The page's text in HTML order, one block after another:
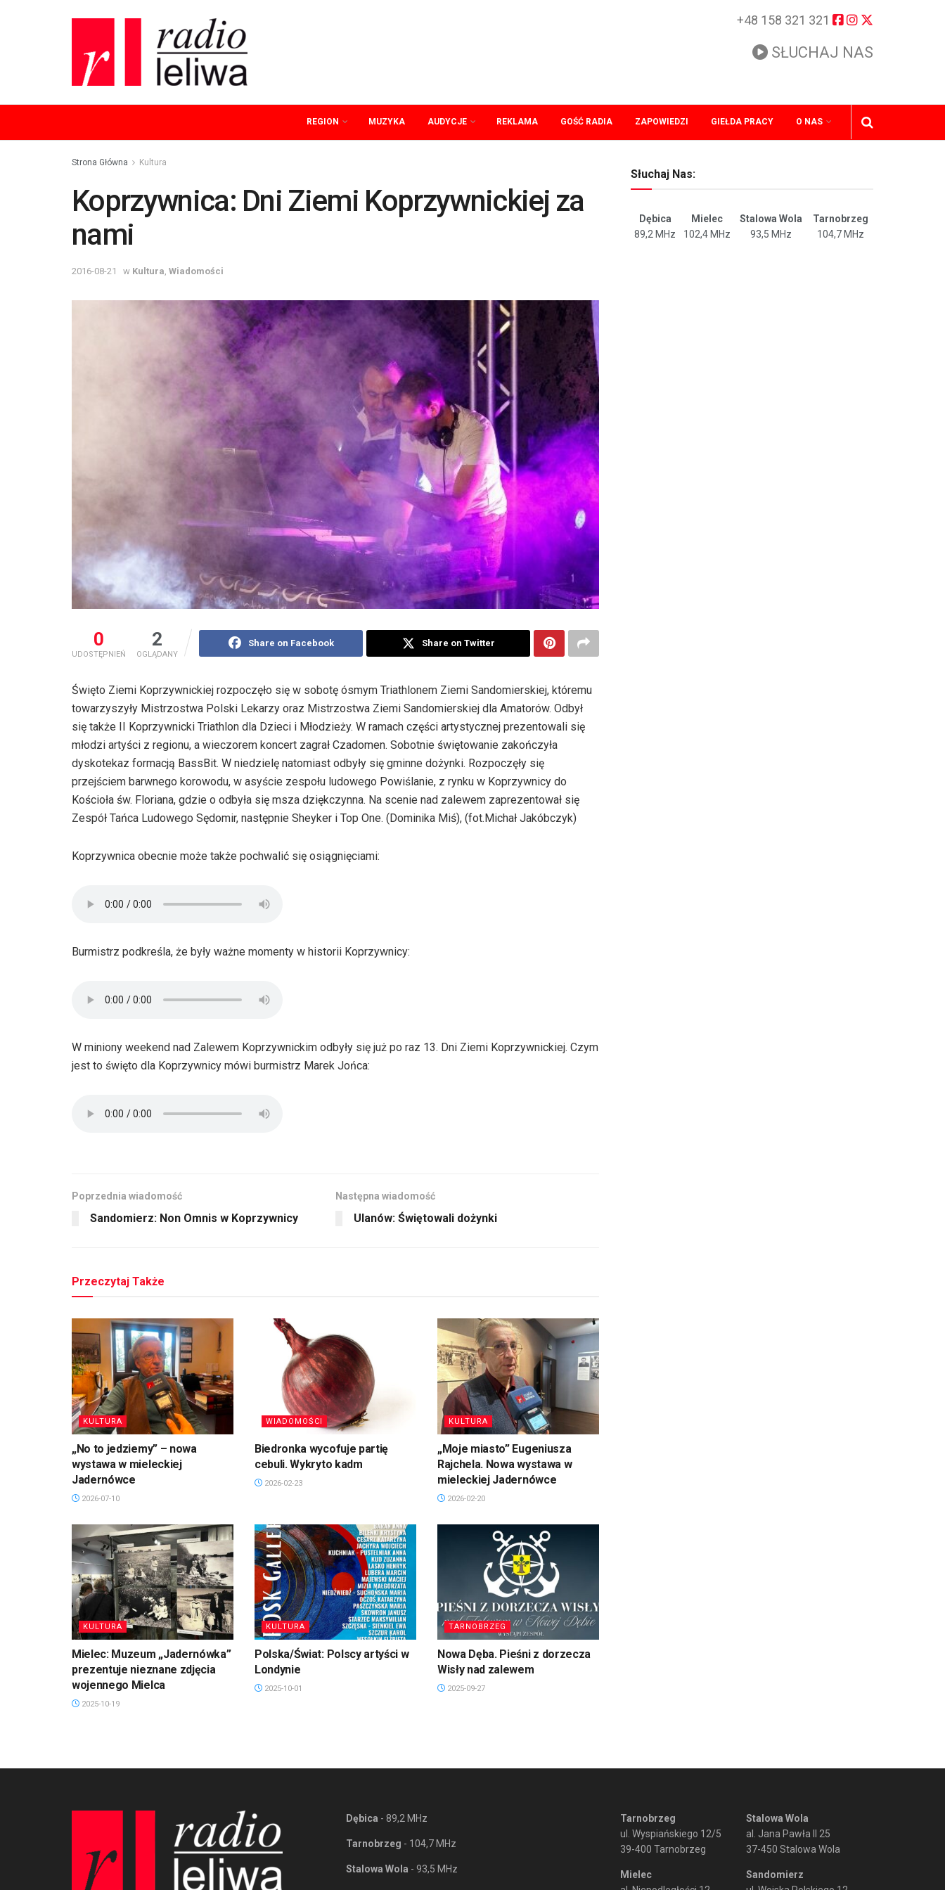
+48 158 321 321
SŁUCHAJ NAS
REGION MUZYKA AUDYCJE REKLAMA GOŚĆ RADIA ZAPOWIEDZI GIEŁDA PRACY O NAS
Strona Główna Kultura
Koprzywnica: Dni Ziemi Koprzywnickiej za
nami
2016-08-21 w Kultura Wiadomości
0
UDOSTĘPNIEŃ
2
OGLĄDANY
Share on Facebook Share on Twitter
Święto Ziemi Koprzywnickiej rozpoczęło się w sobotę ósmym Triathlonem Ziemi Sandomierskiej, któremu
towarzyszyły Mistrzostwa Polski Lekarzy oraz Mistrzostwa Ziemi Sandomierskiej dla Amatorów. Odbył
się także II Koprzywnicki Triathlon dla Dzieci i Młodzieży. W ramach części artystycznej prezentowali się
młodzi artyści z regionu, a wieczorem koncert zagrał Czadomen. Sobotnie świętowanie zakończyła
dyskotekaz formacją BassBit. W niedzielę natomiast odbyły się gminne dożynki. Rozpoczęły się
przejściem barwnego korowodu, w asyście zespołu ludowego Powiślanie, z rynku w Koprzywnicy do
Kościoła św. Floriana, gdzie o odbyła się msza dziękczynna. Na scenie nad zalewem zaprezentował się
Zespół Tańca Ludowego Sędomir, następnie Sheyker i Top One. (Dominika Miś), (fot.Michał Jakóbczyk)
Koprzywnica obecnie może także pochwalić się osiągnięciami:
Burmistrz podkreśla, że były ważne momenty w historii Koprzywnicy:
W miniony weekend nad Zalewem Koprzywnickim odbyły się już po raz 13. Dni Ziemi Koprzywnickiej. Czym
jest to święto dla Koprzywnicy mówi burmistrz Marek Jońca:
Poprzednia wiadomość
Sandomierz: Non Omnis w Koprzywnicy
Następna wiadomość
Ulanów: Świętowali dożynki
Przeczytaj Także
KULTURA
„No to jedziemy” – nowa
wystawa w mieleckiej
Jadernówce
2026-07-10
WIADOMOŚCI
Biedronka wycofuje partię
cebuli. Wykryto kadm
2026-02-23
KULTURA
„Moje miasto” Eugeniusza
Rajchela. Nowa wystawa w
mieleckiej Jadernówce
2026-02-20
KULTURA
Mielec: Muzeum „Jadernówka”
prezentuje nieznane zdjęcia
wojennego Mielca
2025-10-19
KULTURA
Polska/Świat: Polscy artyści w
Londynie
2025-10-01
TARNOBRZEG
Nowa Dęba. Pieśni z dorzecza
Wisły nad zalewem
2025-09-27
Słuchaj Nas:
Dębica Mielec Stalowa Wola
Tarnobrzeg
89,2 MHz
102,4 MHz 93,5 MHz 104,7 MHz
Dębica - 89,2 MHz
Tarnobrzeg - 104,7 MHz
Stalowa Wola - 93,5 MHz
Tarnobrzeg
ul. Wyspiańskiego 12/5
39-400 Tarnobrzeg
Mielec
Stalowa Wola
al. Jana Pawła II 25
37-450 Stalowa Wola
Sandomierz